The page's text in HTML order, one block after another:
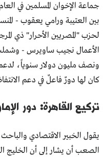
بين العتيبة ورامي يعقوب -
لحزب "المصريين الأحرار" ذي
الأعمال نجيب ساويرس -
ونصف مليون دولار سنوياً، لدعم
كان لها دورٌ فاعلٌ في دعم
تركيع القاهرة: دور
يقول الخبير الاقتصادي والباحث
الصعب أن يشار إلى أن الخليج